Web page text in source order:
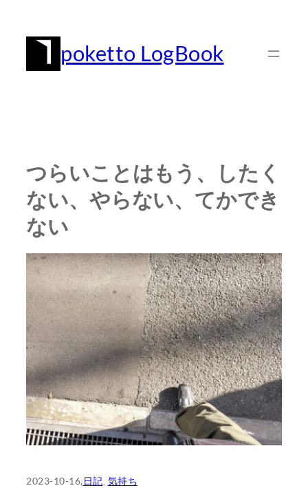
poketto LogBook
つらいことはもう、したく
ない、やらない、てかでき
ない
2023-10-16, 日記 気持ち